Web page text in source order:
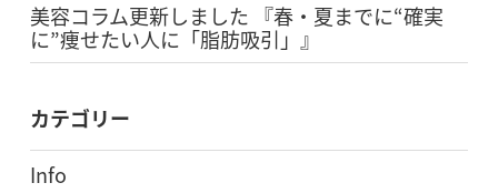
美容コラム更新しました 『春・夏までに“確実
に”痩せたい人に「脂肪吸引」』
カテゴリー
Info